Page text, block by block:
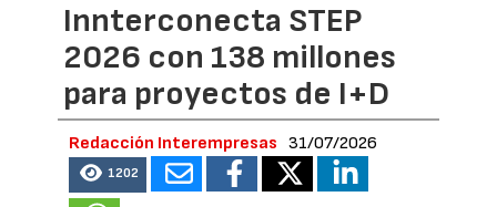
Innterconecta STEP
2026 con 138 millones
para proyectos de I+D
Redacción Interempresas 31/07/2026
1202